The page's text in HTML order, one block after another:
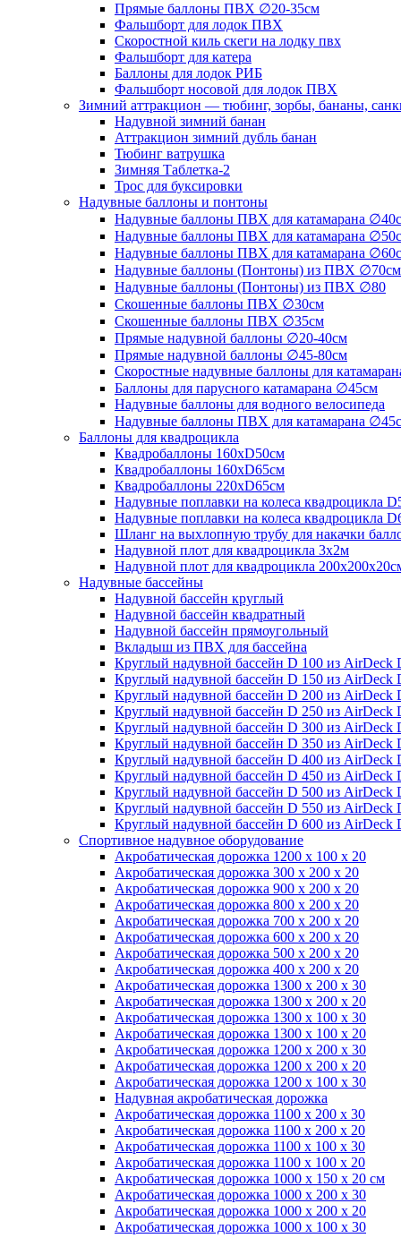
Прямые баллоны ПВХ ∅20-35см
Фальшборт для лодок ПВХ
Скоростной киль скеги на лодку пвх
Фальшборт для катера
Баллоны для лодок РИБ
Фальшборт носовой для лодок ПВХ
Зимний аттракцион — тюбинг, зорбы, бананы,
Надувной зимний банан
Аттракцион зимний дубль банан
Тюбинг ватрушка
Зимняя Таблетка-2
Трос для буксировки
Надувные баллоны и понтоны
Надувные баллоны ПВХ для катамарана
Надувные баллоны ПВХ для катамарана
Надувные баллоны ПВХ для катамарана
Надувные баллоны (Понтоны) из ПВХ ∅70см
Надувные баллоны (Понтоны) из ПВХ ∅80
Скошенные баллоны ПВХ ∅30см
Скошенные баллоны ПВХ ∅35см
Прямые надувной баллоны ∅20-40см
Прямые надувной баллоны ∅45-80см
Скоростные надувные баллоны для
Баллоны для парусного катамарана ∅45см
Надувные баллоны для водного велосипеда
Надувные баллоны ПВХ для катамарана
Баллоны для квадроцикла
Квадробаллоны 160хD50см
Квадробаллоны 160хD65см
Квадробаллоны 220хD65см
Надувные поплавки на колеса квадроцикла
Надувные поплавки на колеса квадроцикла
Шланг на выхлопную трубу для накачки
Надувной плот для квадроцикла 3х2м
Надувной плот для квадроцикла
Надувные бассейны
Надувной бассейн круглый
Надувной бассейн квадратный
Надувной бассейн прямоугольный
Вкладыш из ПВХ для бассейна
Круглый надувной бассейн D 100 из AirDeck
Круглый надувной бассейн D 150 из AirDeck
Круглый надувной бассейн D 200 из AirDeck
Круглый надувной бассейн D 250 из AirDeck
Круглый надувной бассейн D 300 из AirDeck
Круглый надувной бассейн D 350 из AirDeck
Круглый надувной бассейн D 400 из AirDeck
Круглый надувной бассейн D 450 из AirDeck
Круглый надувной бассейн D 500 из AirDeck
Круглый надувной бассейн D 550 из AirDeck
Круглый надувной бассейн D 600 из AirDeck
Спортивное надувное оборудование
Акробатическая дорожка 1200 x 100 x 20
Акробатическая дорожка 300 x 200 x 20
Акробатическая дорожка 900 x 200 x 20
Акробатическая дорожка 800 x 200 x 20
Акробатическая дорожка 700 x 200 x 20
Акробатическая дорожка 600 x 200 x 20
Акробатическая дорожка 500 x 200 x 20
Акробатическая дорожка 400 x 200 x 20
Акробатическая дорожка 1300 x 200 x 30
Акробатическая дорожка 1300 x 200 x 20
Акробатическая дорожка 1300 x 100 x 30
Акробатическая дорожка 1300 x 100 x 20
Акробатическая дорожка 1200 x 200 x 30
Акробатическая дорожка 1200 x 200 x 20
Акробатическая дорожка 1200 x 100 x 30
Надувная акробатическая дорожка
Акробатическая дорожка 1100 x 200 x 30
Акробатическая дорожка 1100 x 200 x 20
Акробатическая дорожка 1100 x 100 x 30
Акробатическая дорожка 1100 x 100 x 20
Акробатическая дорожка 1000 x 150 x 20 см
Акробатическая дорожка 1000 x 200 x 30
Акробатическая дорожка 1000 x 200 x 20
Акробатическая дорожка 1000 x 100 x 30